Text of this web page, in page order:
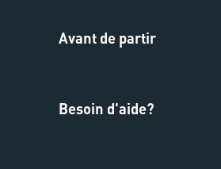
Avant de partir
Besoin d'aide?